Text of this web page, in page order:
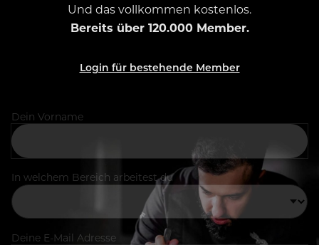
Und das vollkommen kostenlos.
Bereits über 120.000 Member.
Login für bestehende Member
Dein Vorname
In welchem Bereich arbeitest du
Deine E-Mail Adresse